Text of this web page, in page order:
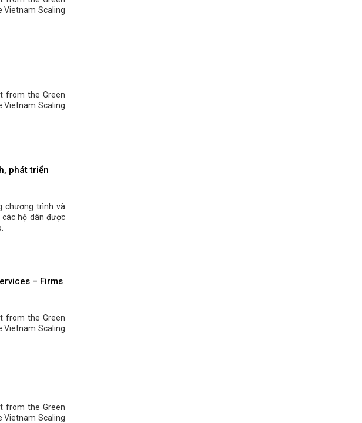
Vietnam Scaling
from the Green
Vietnam Scaling
phát triển
chương trình và
hộ dân được
– Firms
from the Green
Vietnam Scaling
from the Green
Vietnam Scaling